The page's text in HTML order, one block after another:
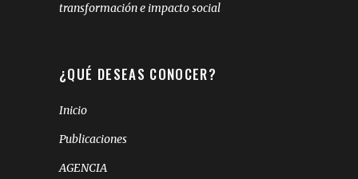
transformación e impacto social
¿QUÉ DESEAS CONOCER?
Inicio
Publicaciones
AGENCIA